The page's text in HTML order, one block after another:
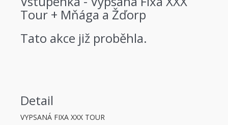
Tour + Mňága a Žďorp
Tato akce již proběhla.
Detail
VYPSANÁ FIXA XXX TOUR